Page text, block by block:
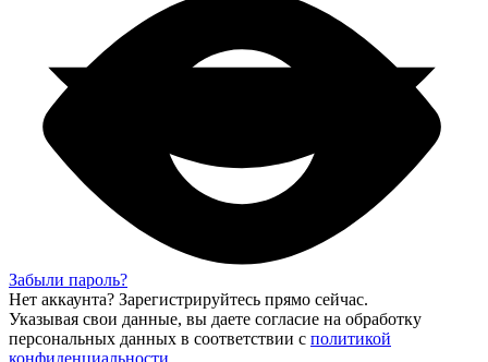
Забыли пароль?
Нет аккаунта? Зарегистрируйтесь прямо сейчас.
Указывая свои данные, вы даете согласие на обработку
персональных данных в соответствии с политикой